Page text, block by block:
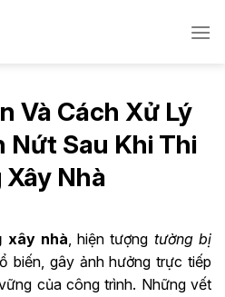
Và Cách Xử Lý
Nứt Sau Khi Thi
Nhà
xây nhà, hiện tượng tường bị
biến, gây ảnh hưởng trực tiếp
của công trình. Những vết